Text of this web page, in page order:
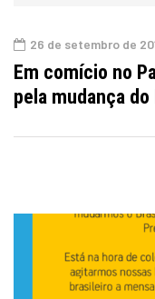
26 de setembro de
Em comício no
pela mudança do